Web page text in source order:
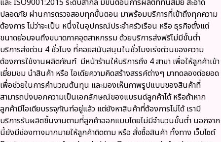
และ ISO9001:2015ระดับสากล มีขั้นตอนการผลิตที่ทันสมัย สะอาด
ปลอดภัย ผ่านการตรวจสอบทุกขั้นตอน มาพร้อมบริการที่เข้าถึงทุกความ
ต้องการ ไม่ว่าจะเป็น หนึ่งในอุปกรณ์ประจำครัวเรือน หรือ ธุรกิจตั้งแต่
ขนาดย่อมจนถึงขนาดภาคอุตสาหกรรม ด้วยบริการส่งฟรีไม่มีขั้นต่ำ
บริการส่งด่วน 4 ชั่วโมง ที่คอยสนับสนุนในชั่วโมงเร่งด่วนของความ
ต้องการใช้งานผลิตภัณฑ์ มีหน้าร้านให้บริการถึง 4 สาขา เพื่อให้ลูกค้าเข้า
เยี่ยมชม นำสินค้า หรือ ไอเดียความคิดสร้างสรรค์ต่างๆ มาทดลองต่อยอด
เพื่อช่วยในการคำนวณต้นทุน และมองเห็นภาพรูปแบบของสินค้าที่
สามารถบ่งบอกความเป็นเอกลักษณ์ของแบรนด์ลูกค้าได้ หรือถ้าหาก
ลูกค้ามีไอเดียบรรจุภัณฑ์อยู่แล้ว แต่ยังหาสินค้าที่ต้องการไม่ได้ เรามี
บริการรับผลิตชิ้นงานตามที่ลูกค้าออกแบบโดยไม่มีจำนวนขั้นต่ำ นอกจาก
นี้ยังมีช่องทางมากมายให้ลูกค้าติดตาม หรือ สั่งซื้อสินค้า ทั้งทาง เว็บไซต์